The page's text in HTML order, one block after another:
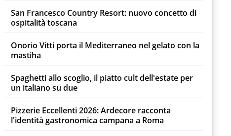
San Francesco Country Resort: nuovo concetto di
ospitalità toscana
Onorio Vitti porta il Mediterraneo nel gelato con la
mastiha
Spaghetti allo scoglio, il piatto cult dell'estate per
un italiano su due
Pizzerie Eccellenti 2026: Ardecore racconta
l'identità gastronomica campana a Roma